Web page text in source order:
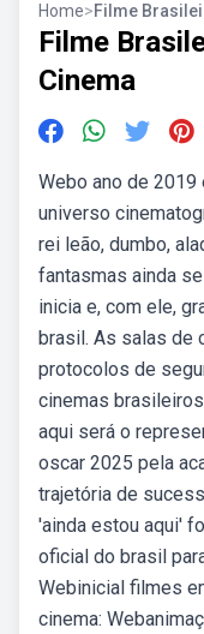
Home>Filme
Filme
Cinema
Webo ano de
universo
rei leão, dumbo,
fantasmas ainda
inicia e, com ele,
brasil. As salas de
protocolos de
cinemas
aqui será o
oscar 2025 pela
trajetória de
'ainda estou aqui'
oficial do brasil
Webinicial filmes
cinema: